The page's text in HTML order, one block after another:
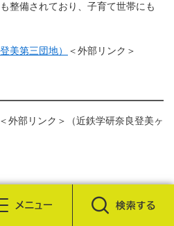
整備されており、子育て世帯にも
美第三団地） ＜外部リンク＞
＜外部リンク＞
（近鉄学研奈良登美ヶ